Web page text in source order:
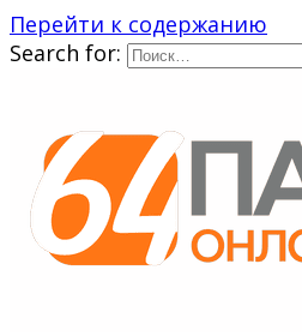
Перейти к содержанию
Search for: